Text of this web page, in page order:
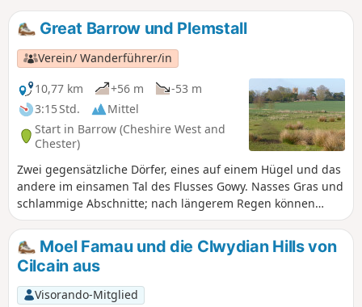
Great Barrow und Plemstall
Verein/ Wanderführer/in
10,77 km
+56 m
-53 m
3:15 Std.
Mittel
Start in Barrow (Cheshire West and
Chester)
Zwei gegensätzliche Dörfer, eines auf einem Hügel und das
andere im einsamen Tal des Flusses Gowy. Nasses Gras und
schlammige Abschnitte; nach längerem Regen können
einige der tief liegenden Wiesen unpassierbar überflutet
sein.Moel Famau und die Clwydian Hills von
Cilcain aus
Visorando-Mitglied